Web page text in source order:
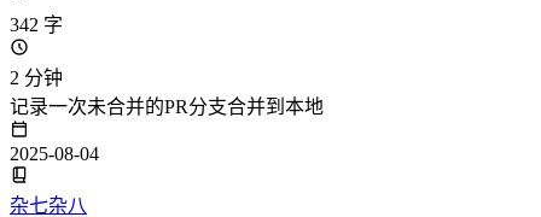
342 字
2 分钟
记录一次未合并的PR分支合并到本地
2025-08-04
杂七杂八